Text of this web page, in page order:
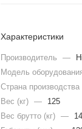
Характеристики
Производитель —
Модель
Страна производства
Вес (кг) —
125
Вес брутто (кг) —